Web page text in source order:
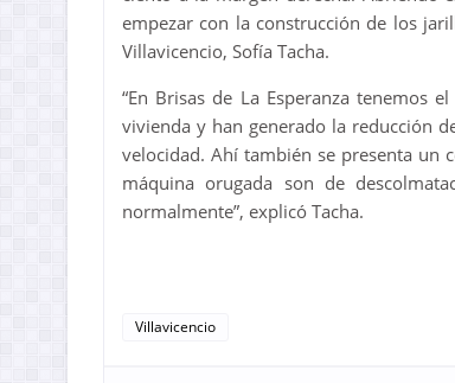
empezar con la construcción de los
Villavicencio, Sofía Tacha.
“En Brisas de La Esperanza tenemos
vivienda y han generado la reducción
velocidad. Ahí también se presenta un
máquina orugada son de
normalmente”, explicó Tacha.
Villavicencio